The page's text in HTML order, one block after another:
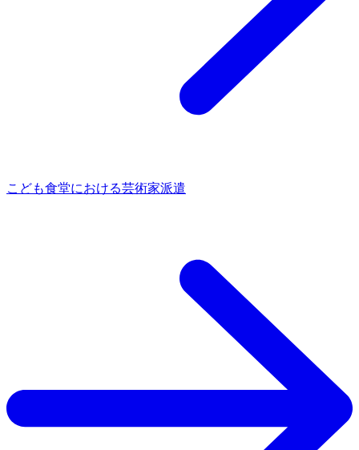
こども食堂における芸術家派遣